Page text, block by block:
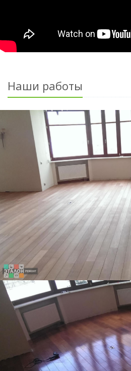
Наши работы